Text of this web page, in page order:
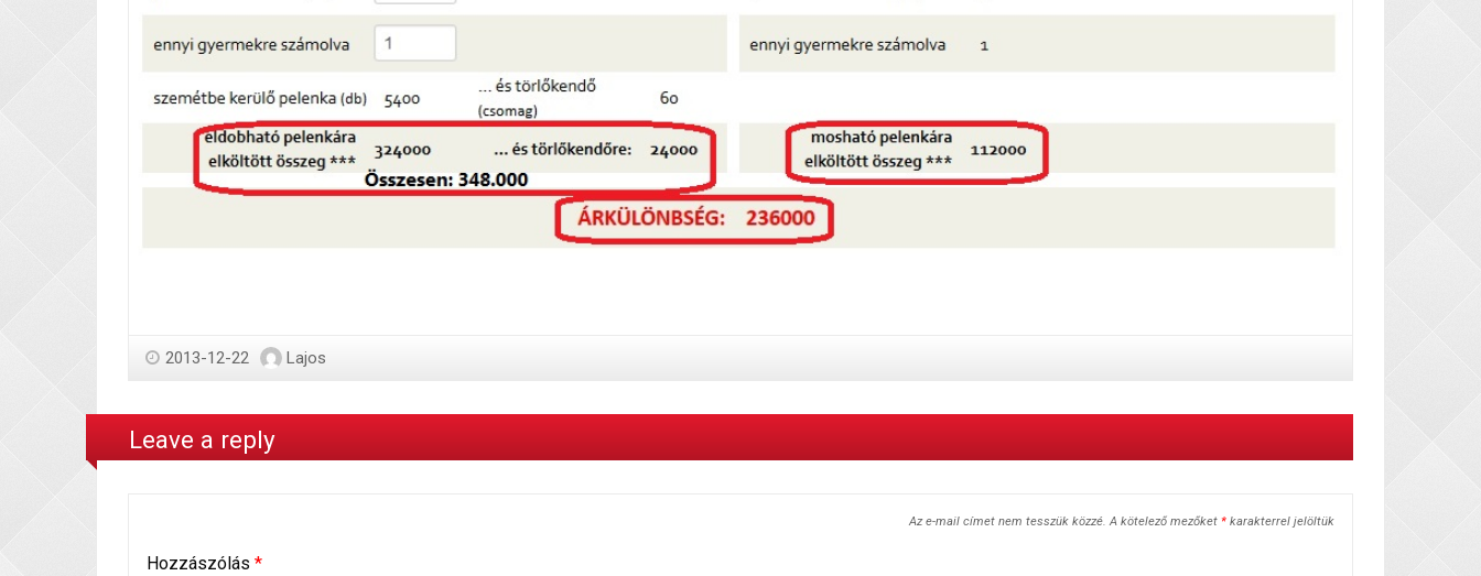
2013-12-22 Lajos
Leave a reply
Az e-mail címet nem tesszük közzé. A kötelező mezőket * karakterrel jelöltük
Hozzászólás *